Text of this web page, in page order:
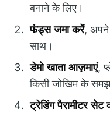
बनाने के लिए।
फंड्स जमा करें, अपने
साथ।
डेमो खाता आज़माएं,
किसी जोखिम के
ट्रेडिंग पैरामीटर सेट